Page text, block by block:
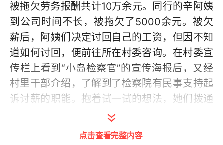
被拖欠劳务报酬共计10万余元。同行的辛阿姨
到公司时间不长，被拖欠了5000余元。被欠
薪后，阿姨们决定讨回自己的工资，但因不知
道如何讨回，便前往所在村委咨询。在村委宣
传栏上看到“小岛检察官”的宣传海报后，又经
村里干部介绍，了解到了检察院有民事支持起
诉讨薪的职能。抱着试一试的想法，她们拨通
“讨要工资是老百姓的大事，办理速度必须要
点击查看完整内容